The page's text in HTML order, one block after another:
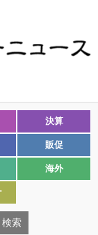
決算
販促
海外